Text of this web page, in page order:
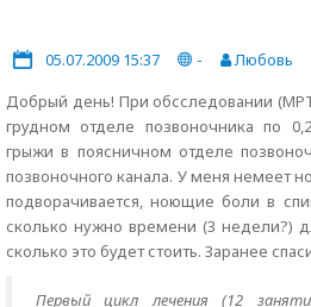
05.07.2009 15:37 -
Любовь
Добрый день! При обсследовании
грудном отделе позвоночника по
грыжи в поясничном отделе
позвоночного канала. У меня немеет
подворачивается, ноющие боли в
сколько нужно времени (3 недели?)
сколько это будет стоить. Заранее
Первый цикл лечения (12